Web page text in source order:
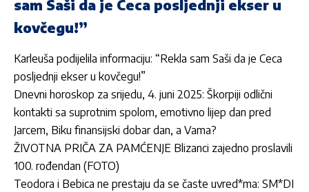
sam Saši da je Ceca posljednji ekser u
kovčegu!”
Karleuša podijelila informaciju: “Rekla sam Saši da je Ceca
posljednji ekser u kovčegu!”
Dnevni horoskop za srijedu, 4. juni 2025: Škorpiji odlični
kontakti sa suprotnim spolom, emotivno lijep dan pred
Jarcem, Biku finansijski dobar dan, a Vama?
ŽIVOTNA PRIČA ZA PAMĆENJE Blizanci zajedno proslavili
100. rođendan (FOTO)
Teodora i Bebica ne prestaju da se časte uvred*ma: SM*DI